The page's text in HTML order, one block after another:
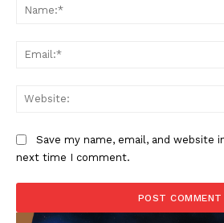
Save my name, email, and website
next time I comment.